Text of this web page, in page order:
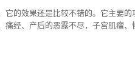
它的效果还是比较不错的。它主要
痛经、产后的恶露不尽，子宫肌瘤